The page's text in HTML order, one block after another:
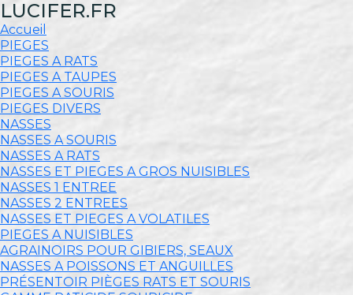
LUCIFER.FR
Accueil
PIEGES
PIEGES A RATS
PIEGES A TAUPES
PIEGES A SOURIS
PIEGES DIVERS
NASSES
NASSES A SOURIS
NASSES A RATS
NASSES ET PIEGES A GROS NUISIBLES
NASSES 1 ENTREE
NASSES 2 ENTREES
NASSES ET PIEGES A VOLATILES
PIEGES A NUISIBLES
AGRAINOIRS POUR GIBIERS, SEAUX
NASSES A POISSONS ET ANGUILLES
PRÉSENTOIR PIÈGES RATS ET SOURIS